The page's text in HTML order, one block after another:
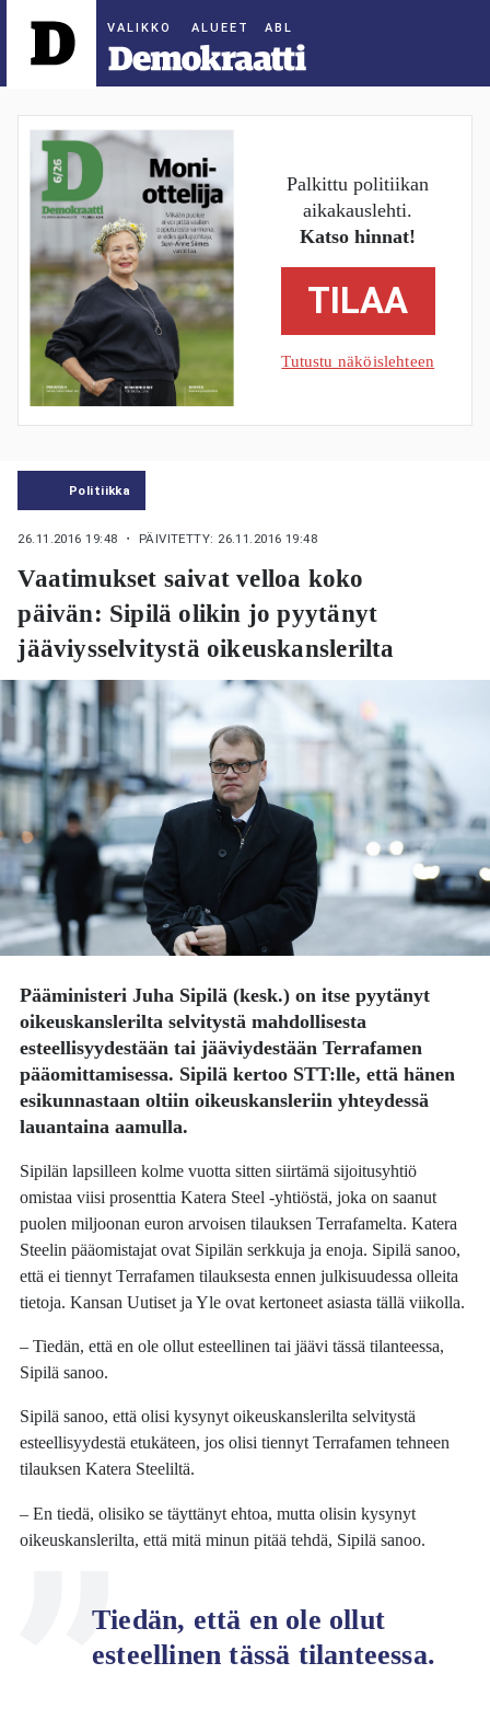
ALUEET
Palkittu politiikan
aikakauslehti.
Katso hinnat!
TILAA
Tutustu näköislehteen
Politiikka
26.11.2016 19:48 ・ PÄIVITETTY: 26.11.2016 19:48
Vaatimukset saivat velloa koko
päivän: Sipilä olikin jo pyytänyt
jääviysselvitystä oikeuskanslerilta
Pääministeri Juha Sipilä (kesk.) on itse pyytänyt
oikeuskanslerilta selvitystä mahdollisesta
esteellisyydestään tai jääviydestään Terrafamen
pääomittamisessa. Sipilä kertoo STT:lle, että hänen
esikunnastaan oltiin oikeuskansleriin yhteydessä
lauantaina aamulla.
Sipilän lapsilleen kolme vuotta sitten siirtämä sijoitusyhtiö
omistaa viisi prosenttia Katera Steel -yhtiöstä, joka on saanut
puolen miljoonan euron arvoisen tilauksen Terrafamelta. Katera
Steelin pääomistajat ovat Sipilän serkkuja ja enoja. Sipilä sanoo,
että ei tiennyt Terrafamen tilauksesta ennen julkisuudessa olleita
tietoja. Kansan Uutiset ja Yle ovat kertoneet asiasta tällä viikolla.
– Tiedän, että en ole ollut esteellinen tai jäävi tässä tilanteessa,
Sipilä sanoo.
Sipilä sanoo, että olisi kysynyt oikeuskanslerilta selvitystä
esteellisyydestä etukäteen, jos olisi tiennyt Terrafamen tehneen
tilauksen Katera Steeliltä.
– En tiedä, olisiko se täyttänyt ehtoa, mutta olisin kysynyt
oikeuskanslerilta, että mitä minun pitää tehdä, Sipilä sanoo.
Tiedän, että en ole ollut
esteellinen tässä tilanteessa.